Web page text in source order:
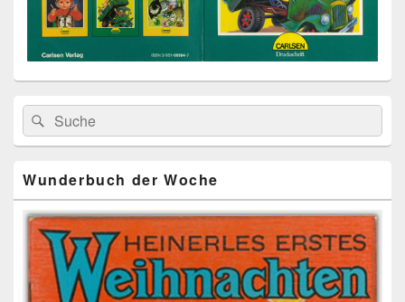
Primärer
Seitenleisten
Widget-
Bereich
Search
for:
Suche
Wunderbuch der Woche